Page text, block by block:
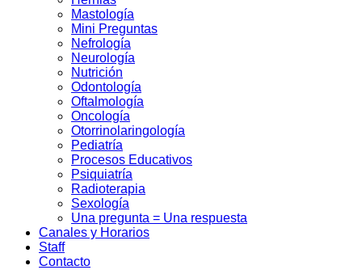
Mastología
Mini Preguntas
Nefrologí­a
Neurología
Nutrición
Odontologí­a
Oftalmologí­a
Oncología
Otorrinolaringologí­a
Pediatría
Procesos Educativos
Psiquiatrí­a
Radioterapia
Sexologí­a
Una pregunta = Una respuesta
Canales y Horarios
Staff
Contacto